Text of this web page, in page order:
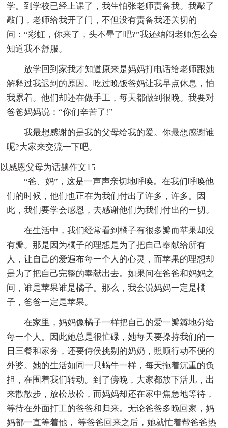
学。到学校已经上课了，我生怕张老师责备我。我敲了
敲门，老师给我开了门，不但没有责备我还关切的
问：“彩虹，你来了，头不晕了吧?”我还纳闷老师怎么会
知道我不舒服。
放学回到家我才知道原来是妈妈打电话给老师跟她
解释过我迟到的原因。吃过晚饭爸妈让我早点休息，怕
我累着。他们却还在做手工，每天都做到很晚。我要对
爸爸妈妈说：“你们辛苦了!”
我最想感谢的是我的父母给我的爱。你最想感谢谁
呢?大家来交流一下吧。
以感恩父母为话题作文15
“爸、妈”，这是一声声亲切地呼唤。在我们呼唤他
们的时候，他们也正在为我们付出了许多，许多。因
此，我们要学会感恩，去感谢他们为我们付出的一切。
在生活中，我们经常看到橘子有很多瓣而苹果却没
有瓣。那是因为橘子的理想是为了把自己奉献给所有
人，让自己的爱遍布每一个人的心灵，而苹果的理想却
是为了把自己完整的奉献出去。如果问在爸爸和妈妈之
间，谁是苹果谁是橘子。那么，我会说妈妈一定是橘
子，爸爸一定是苹果。
在家里，妈妈像橘子一样把自己的爱一瓣瓣地分给
每一个人。因此她总是很忙碌，她每天要操持我们的一
日三餐和家务，还要侍侯挑剔的奶奶，照顾行动不便的
外婆。她的生活如同一只蜗牛一样，每天拖着沉重的负
担，在围着我们转动。到了傍晚，大家都放下活儿，出
来散散步，放松放松，而妈妈却还在家中焦急地等待，
等待在外面打工的爸爸和归来。无论爸爸多晚回家，妈
妈都一直等着他， 等爸爸回来之后，她就忙着帮爸爸热